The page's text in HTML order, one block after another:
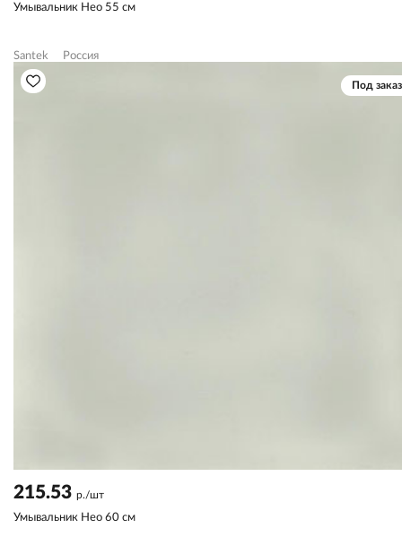
Умывальник Нео 55 см
Santek Россия
Под заказ
215.53 р./шт
Умывальник Нео 60 см